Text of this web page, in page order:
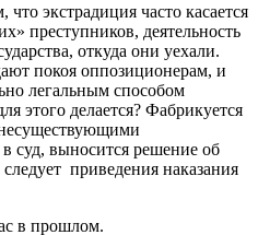
экстрадиция часто касается
преступников, деятельность
откуда они уехали.
покоя оппозиционерам, и
легальным способом
этого делается? Фабрикуется
в суд, выносится решение об
приведения наказания
в прошлом.